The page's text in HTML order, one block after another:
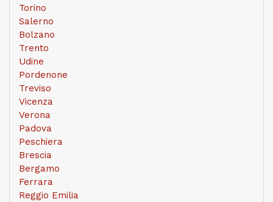
Torino
Salerno
Bolzano
Trento
Udine
Pordenone
Treviso
Vicenza
Verona
Padova
Peschiera
Brescia
Bergamo
Ferrara
Reggio Emilia